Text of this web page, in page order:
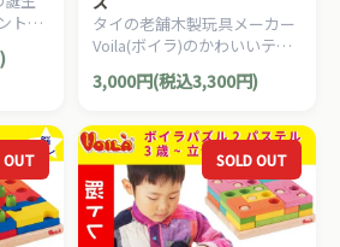
トに
スロ
玩
タイの老舗木製玩具メーカー
Voila(ボイラ)のかわいいテン
トウムシの木製ポックリで
す。
3,000円(税込3,300円)
OUT SOLD OUT